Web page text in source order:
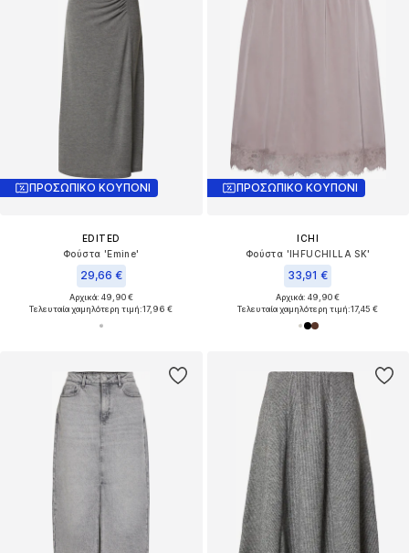
ΠΡΟΣΩΠΙΚΟ ΚΟΥΠΟΝΙ
EDITED
Φούστα 'Emine'
29,66 €
Αρχικά: 49,90 €
Τελευταία χαμηλότερη τιμή:17,96 €
ΠΡΟΣΩΠΙΚΟ ΚΟΥΠΟΝΙ
ICHI
Φούστα 'IHFUCHILLA SK'
33,91 €
Αρχικά: 49,90 €
Τελευταία χαμηλότερη τιμή:17,45 €